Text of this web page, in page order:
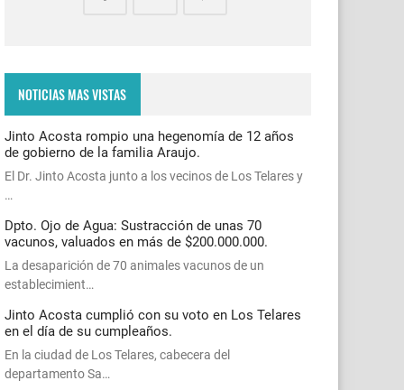
NOTICIAS MAS VISTAS
Jinto Acosta rompio una hegenomía de 12 años
de gobierno de la familia Araujo.
El Dr. Jinto Acosta junto a los vecinos de Los Telares y
…
Dpto. Ojo de Agua: Sustracción de unas 70
vacunos, valuados en más de $200.000.000.
La desaparición de 70 animales vacunos de un
establecimient…
Jinto Acosta cumplió con su voto en Los Telares
en el día de su cumpleaños.
En la ciudad de Los Telares, cabecera del
departamento Sa…